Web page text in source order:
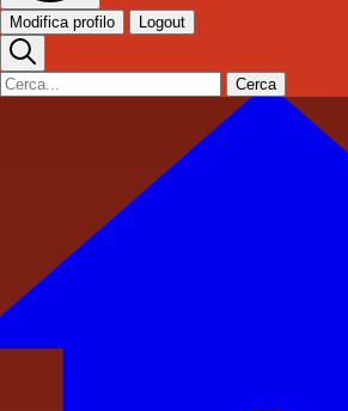
Modifica profilo Logout
Cerca